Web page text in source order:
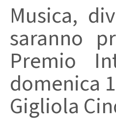
Musica,
saranno
Premio
domenica
Gigliola